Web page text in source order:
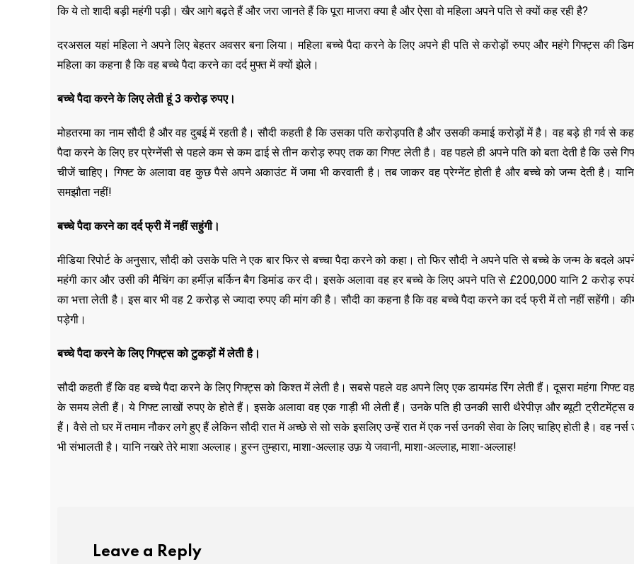
कि ये तो शादी बड़ी महंगी पड़ी। खैर आगे बढ़ते हैं और जरा जानते हैं कि पूरा माजरा क्या है और ऐसा वो महिला अपने पति से क्यों कह रही है?
दरअसल यहां महिला ने अपने लिए बेहतर अवसर बना लिया। महिला बच्चे पैदा करने के लिए अपने ही पति से करोड़ों रुपए और महंगे गिफ्ट्स की
महिला का कहना है कि वह बच्चे पैदा करने का दर्द मुफ्त में क्यों झेले।
बच्चे पैदा करने के लिए लेती हूं3 करोड़ रुपए।
मोहतरमा का नाम सौदी है और वह दुबई में रहती है। सौदी कहती है कि उसका पति करोड़पति है और उसकी कमाई करोड़ों में है। वह बड़े ही गर्व से
पैदा करने के लिए हर प्रेग्नेंसी से पहले कम से कम ढाई से तीन करोड़ रुपए तक का गिफ्ट लेती है। वह पहले ही अपने पति को बता देती है कि उसे
चीजें चाहिए। गिफ्ट के अलावा वह कुछ पैसे अपने अकाउंट में जमा भी करवाती है। तब जाकर वह प्रेग्नेंट होती है और बच्चे को जन्म देती है। यानि
समझौता नहीं!
बच्चे पैदा करने का दर्द फ्री में नहीं सहुंगी।
मीडिया रिपोर्ट के अनुसार, सौदी को उसके पति ने एक बार फिर से बच्चा पैदा करने को कहा। तो फिर सौदी ने अपने पति से बच्चे के जन्म के बदले
महंगी कार और उसी की मैचिंग का हर्मीज़ बर्किन बैग डिमांड कर दी। इसके अलावा वह हर बच्चे के लिए अपने पति से £200,000 यानि 2 करोड़
का भत्ता लेती है। इस बार भी वह 2 करोड़ से ज्यादा रुपए की मांग की है। सौदी का कहना है कि वह बच्चे पैदा करने का दर्द फ्री में तो नहीं सहेंगी।
पड़ेगी।
बच्चे पैदा करने के लिए गिफ्ट्स को टुकड़ों में लेती है।
सौदी कहती हैं कि वह बच्चे पैदा करने के लिए गिफ्ट्स को किश्त में लेती है। सबसे पहले वह अपने लिए एक डायमंड रिंग लेती हैं। दूसरा महंगा गिफ्ट
के समय लेती हैं। ये गिफ्ट लाखों रुपए के होते हैं। इसके अलावा वह एक गाड़ी भी लेती हैं। उनके पति ही उनकी सारी थैरेपीज़ और ब्यूटी ट्रीटमेंट्स
हैं। वैसे तो घर में तमाम नौकर लगे हुए हैं लेकिन सौदी रात में अच्छे से सो सके इसलिए उन्हें रात में एक नर्स उनकी सेवा के लिए चाहिए होती है। वह
भी संभालती है। यानि नखरे तेरे माशा अल्लाह। हुस्न तुम्हारा, माशा-अल्लाह उफ़ ये जवानी, माशा-अल्लाह, माशा-अल्लाह!
Leave a Reply
Malviya Nagar Fire
Incident: PM मोदी और CM
रेखा गुप्ता ने जताया दुख, PMO ने
ASSAM BIHAR ,
DELHI ,EDUCATION,
“न्यूटन को चुनौती देने
मनोज” का बड़ा
तैयार होंगे IIT